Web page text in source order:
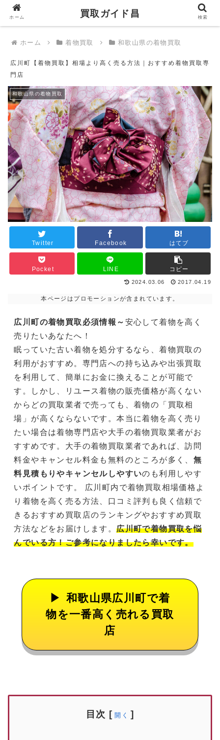
買取ガイド昌
ホーム 着物買取 和歌山県の着物買取
広川町【着物買取】相場より高く売る方法｜おすすめ着物買取専
門店
和歌山県の着物買取
Twitter Facebook はてブ
Pocket LINE コピー
2024.03.06 2017.04.19
本ページはプロモーションが含まれています。
広川町の着物買取必須情報～ 安心して着物を高く
売りたいあなたへ！
眠っていた古い着物を処分するなら、着物買取の
利用がおすすめ。専門店への持ち込みや出張買取
を利用して、簡単にお金に換えることが可能で
す。しかし、リユース着物の販売価格が高くない
からどの買取業者で売っても、着物の「買取相
場」が高くならないです。本当に着物を高く売り
たい場合は着物専門店や大手の着物買取業者がお
すすめです。大手の着物買取業者であれば、訪問
料金やキャンセル料金も無料のところが多く、 無
料見積もりやキャンセルしやすいのも利用しやす
いポイントです。 広川町内で着物買取相場価格よ
り着物を高く売る方法、口コミ評判も良く信頼で
きるおすすめ買取店のランキングやおすすめ買取
方法などをお届けします。広川町で着物買取を悩
んでいる方！ご参考になりましたら幸いです。
和歌山県広川町で着
物を一番高く売れる買取
店
目次 [ 開く ]
ホーム 買取ガイド昌 検索